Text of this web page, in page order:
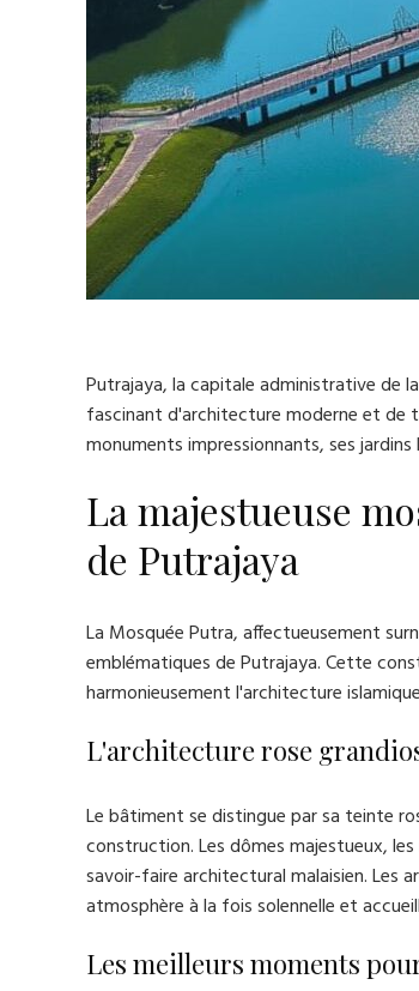
Putrajaya, la capitale administrative de
fascinant d'architecture moderne et de
monuments impressionnants, ses
La majestueuse
de Putrajaya
La Mosquée Putra, affectueusement
emblématiques de Putrajaya. Cette
harmonieusement l'architecture
L'architecture rose
Le bâtiment se distingue par sa teinte
construction. Les dômes majestueux,
savoir-faire architectural malaisien. Les
atmosphère à la fois solennelle et
Les meilleurs moments